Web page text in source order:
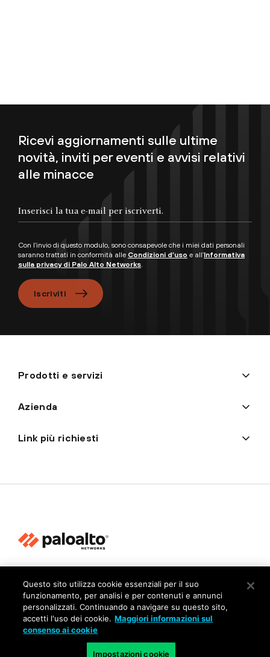
Ricevi aggiornamenti sulle ultime
novità, inviti per eventi e avvisi relativi
alle minacce
Con l’invio di questo modulo, sono consapevole che i miei dati personali
saranno trattati in conformità alle Condizioni d’uso e all’Informativa
sulla privacy di Palo Alto Networks.
Iscriviti
Prodotti e servizi
Azienda
Link più richiesti
Trust Center
Condizioni d'uso
Documenti
Questo sito utilizza cookie essenziali per il suo
funzionamento, per analisi e per contenuti e annunci
personalizzati. Continuando a navigare su questo sito,
accetti l'uso dei cookie. Maggiori informazioni sul
consenso ai cookie
Impostazioni cookie